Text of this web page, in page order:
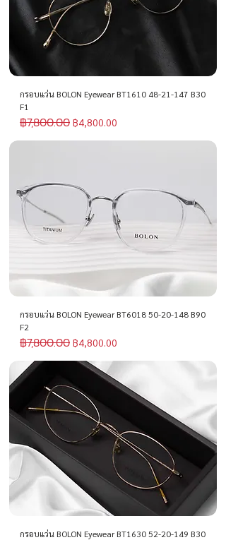
กรอบแว่น BOLON Eyewear BT1610 48-21-147 B30
F1
ราคาปกติ
฿7,800.00 ราคาขายลด
฿4,800.00
กรอบแว่น BOLON Eyewear BT6018 50-20-148 B90
F2
ราคาปกติ
฿7,800.00 ราคาขายลด
฿4,800.00
กรอบแว่น BOLON Eyewear BT1630 52-20-149 B30